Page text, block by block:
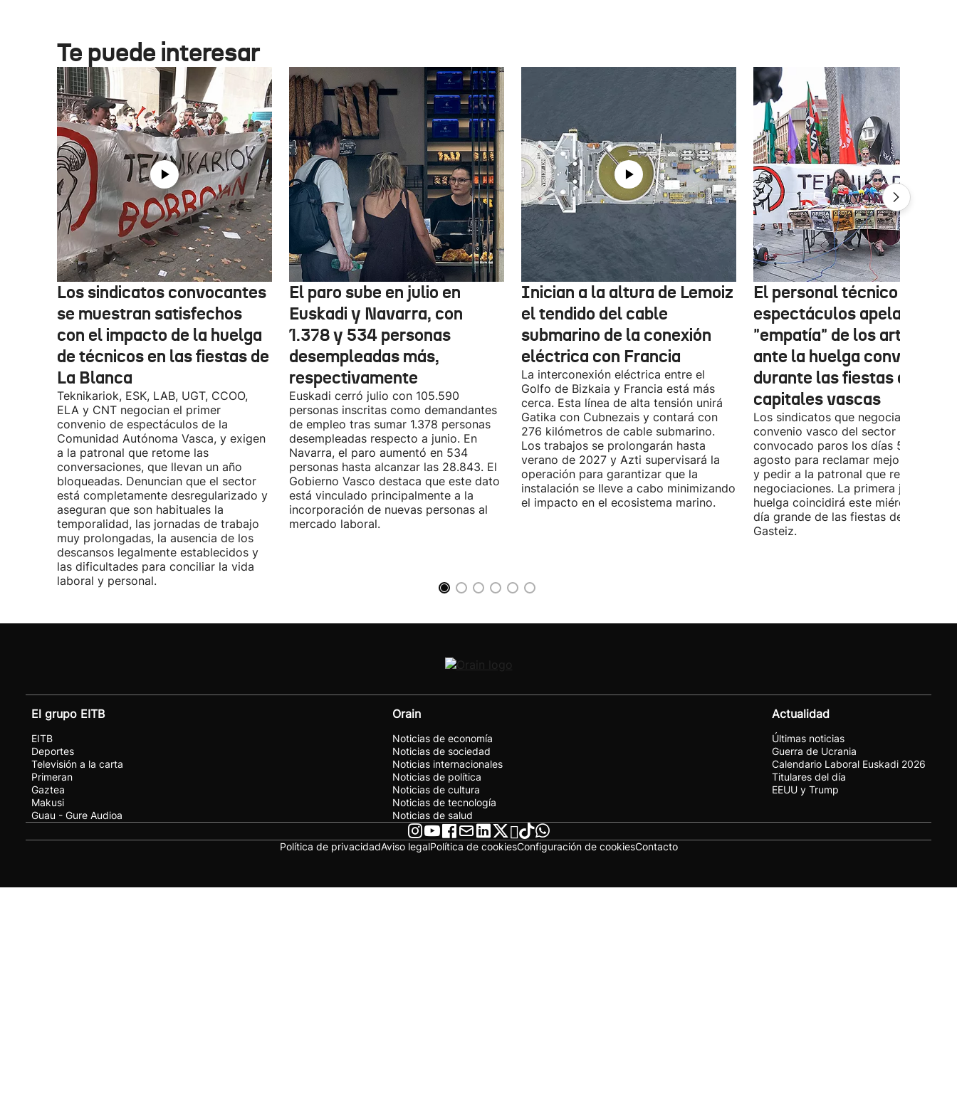
Te puede interesar
Los sindicatos convocantes
se muestran satisfechos
con el impacto de la huelga
de técnicos en las fiestas de
La Blanca
Teknikariok, ESK, LAB, UGT, CCOO,
ELA y CNT negocian el primer
convenio de espectáculos de la
Comunidad Autónoma Vasca, y exigen
a la patronal que retome las
conversaciones, que llevan un año
bloqueadas. Denuncian que el sector
está completamente desregularizado y
aseguran que son habituales la
temporalidad, las jornadas de trabajo
muy prolongadas, la ausencia de los
descansos legalmente establecidos y
las dificultades para conciliar la vida
laboral y personal.
El paro sube en julio en
Euskadi y Navarra, con
1.378 y 534 personas
desempleadas más,
respectivamente
Euskadi cerró julio con 105.590
personas inscritas como demandantes
de empleo tras sumar 1.378 personas
desempleadas respecto a junio. En
Navarra, el paro aumentó en 534
personas hasta alcanzar las 28.843. El
Gobierno Vasco destaca que este dato
está vinculado principalmente a la
incorporación de nuevas personas al
mercado laboral.
Inician a la altura de Lemoiz
el tendido del cable
submarino de la conexión
eléctrica con Francia
La interconexión eléctrica entre el
Golfo de Bizkaia y Francia está más
cerca. Esta línea de alta tensión unirá
Gatika con Cubnezais y contará con
276 kilómetros de cable submarino.
Los trabajos se prolongarán hasta
verano de 2027 y Azti supervisará la
operación para garantizar que la
instalación se lleve a cabo minimizando
el impacto en el ecosistema marino.
El personal técnico de
espectáculos apela a la
"empatía" de los artistas
ante la huelga convocada
durante las fiestas de las
capitales vascas
Los sindicatos que negocian el
convenio vasco del sector han
convocado paros los días 5, 14 y 26
agosto para reclamar mejoras
y pedir a la patronal que retome las
negociaciones. La primera jornada de
huelga coincidirá este miércoles con
día grande de las fiestas de Vitoria-
Gasteiz.
El grupo EITB
EITB
Deportes
Televisión a la carta
Primeran
Gaztea
Makusi
Guau - Gure Audioa
Orain
Noticias de economía
Noticias de sociedad
Noticias internacionales
Noticias de política
Noticias de cultura
Noticias de tecnología
Noticias de salud
Actualidad
Últimas noticias
Guerra de Ucrania
Calendario Laboral Euskadi 2026
Titulares del día
EEUU y Trump
Política de privacidadAviso legalPolítica de cookiesConfiguración de cookiesContacto